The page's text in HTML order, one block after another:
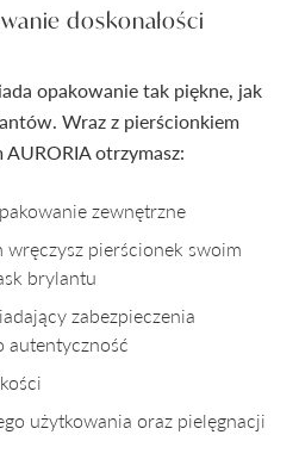
doskonałości
opakowanie tak piękne, jak
Wraz z pierścionkiem
otrzymasz:
zewnętrzne
wręczysz pierścionek swoim
brylantu
zabezpieczenia
autentyczność
użytkowania oraz pielęgnacji